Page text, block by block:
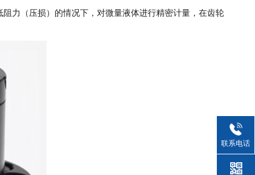
力（压损）的情况下，对微量液体进行精密计量，在齿轮
联系电话